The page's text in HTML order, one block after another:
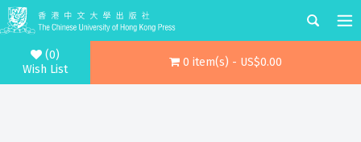
(0)
Wish List
0 item(s) - US$0.00